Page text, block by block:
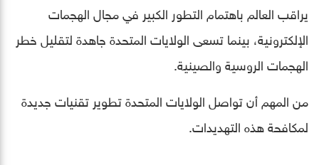
يراقب العالم باهتمام التطور الكبير في مجال الهجمات
الإلكترونية، بينما تسعى الولايات المتحدة جاهدة لتقليل خطر
الهجمات الروسية والصينية.
من المهم أن تواصل الولايات المتحدة تطوير تقنيات جديدة
لمكافحة هذه التهديدات.